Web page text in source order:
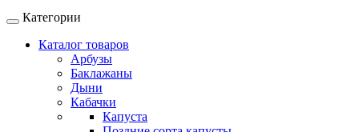
Категории
Каталог товаров
Арбузы
Баклажаны
Дыни
Кабачки
Капуста